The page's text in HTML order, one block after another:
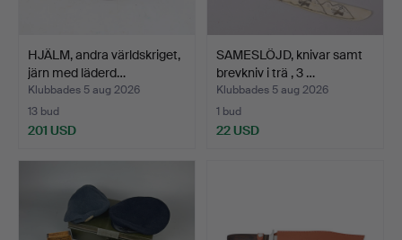
HJÄLM, andra världskriget,
järn med läderd…
Klubbades 5 aug 2026
13 bud
201 USD
SAMESLÖJD, knivar samt
brevkniv i trä , 3 …
Klubbades 5 aug 2026
1 bud
22 USD